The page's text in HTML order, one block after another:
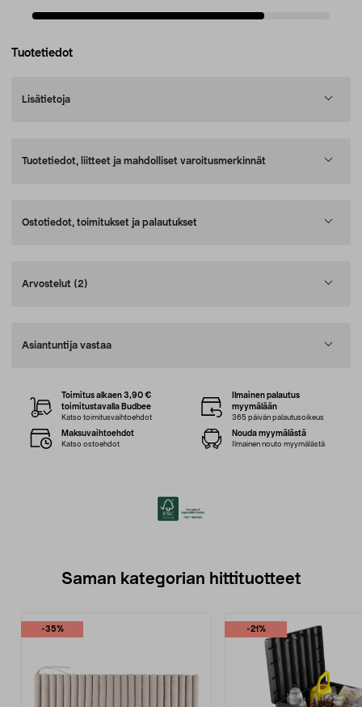
Tuotetiedot
Lisätietoja
Tuotetiedot, liitteet ja mahdolliset varoitusmerkinnät
Ostotiedot, toimitukset ja palautukset
Arvostelut (2)
Asiantuntija vastaa
Toimitus alkaen 3,90 €
toimitustavalla Budbee
Katso toimitusvaihtoehdot
Ilmainen palautus
myymälään
365 päivän palautusoikeus
Maksuvaihtoehdot
Katso ostoehdot
Nouda myymälästä
Ilmainen nouto myymälästä
Saman kategorian hittituotteet
-35% -21%